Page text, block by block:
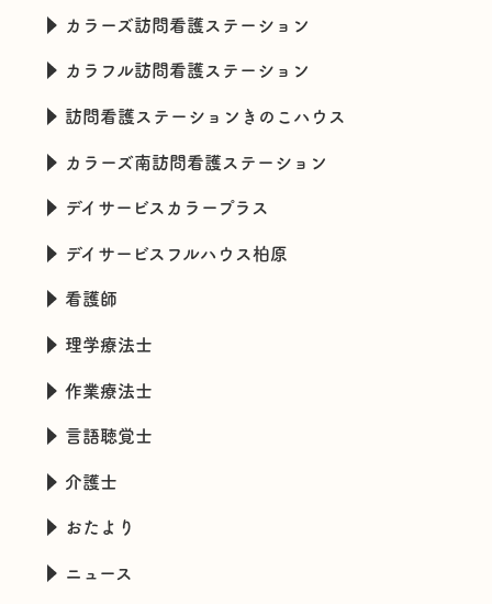
カラーズ訪問看護ステーション
カラフル訪問看護ステーション
訪問看護ステーションきのこハウス
カラーズ南訪問看護ステーション
デイサービスカラープラス
デイサービスフルハウス柏原
看護師
理学療法士
作業療法士
言語聴覚士
介護士
おたより
ニュース